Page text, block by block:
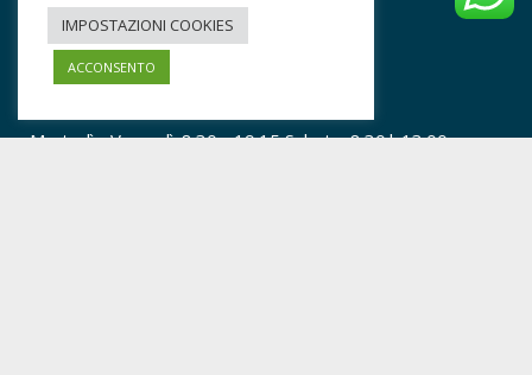
Farmacia Barbieri Lodi
Piazza della Vittoria 43, 26900, Lodi (LO)
Martedì - Venerdì: 8:30 - 19:15 Sabato: 8:30| 13:00 -
IMPOSTAZIONI COOKIES
ACCONSENTO